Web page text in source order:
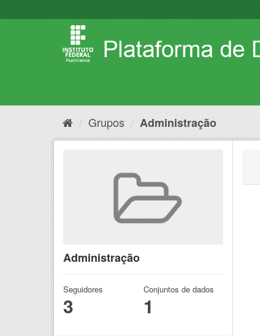
para
Grupos Administração
Administração
Seguidores
3
Conjuntos de dados
1